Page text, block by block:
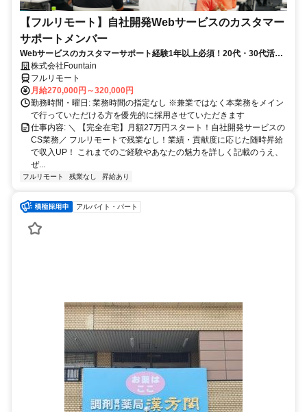
【フルリモート】自社開発Webサービスのカスタマー
サポートメンバー
Webサービスのカスタマーサポート経験1年以上必須！20代・30代活躍
中！株式会社Fountain
フルリモート
月給270,000円～320,000円
勤務時間・曜日: 業務時間の指定なし ※兼業ではなく本業務をメイン
で行っていただける方を優先的に採用させていただきます
仕事内容: ＼ 【完全在宅】月額27万円スタート！自社開発サービスの
CS業務／ フルリモートで残業なし！業績・貢献度に応じた随時昇給
で収入UP！ これまでのご経験やあなたの魅力を詳しく記載のうえ、
ぜ...
フルリモート 残業なし 昇給あり
アルバイト・パート